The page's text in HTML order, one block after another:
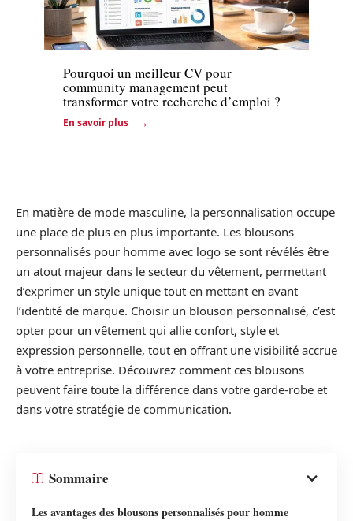
Entreprise
Pourquoi un meilleur CV pour
community management peut
transformer votre recherche d’emploi ?
En savoir plus
En matière de mode masculine, la personnalisation occupe
une place de plus en plus importante. Les blousons
personnalisés pour homme avec logo se sont révélés être
un atout majeur dans le secteur du vêtement, permettant
d’exprimer un style unique tout en mettant en avant
l’identité de marque. Choisir un blouson personnalisé, c’est
opter pour un vêtement qui allie confort, style et
expression personnelle, tout en offrant une visibilité accrue
à votre entreprise. Découvrez comment ces blousons
peuvent faire toute la différence dans votre garde-robe et
dans votre stratégie de communication.
Sommaire
Les avantages des blousons personnalisés pour homme